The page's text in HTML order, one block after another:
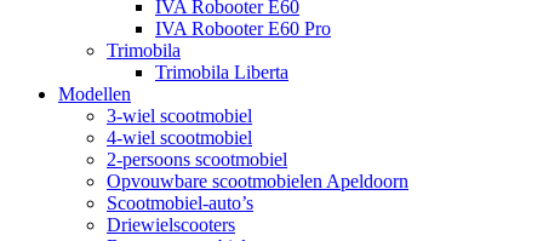
IVA Robooter E60
IVA Robooter E60 Pro
Trimobila
Trimobila Liberta
Modellen
3-wiel scootmobiel
4-wiel scootmobiel
2-persoons scootmobiel
Opvouwbare scootmobielen Apeldoorn
Scootmobiel-auto’s
Driewielscooters